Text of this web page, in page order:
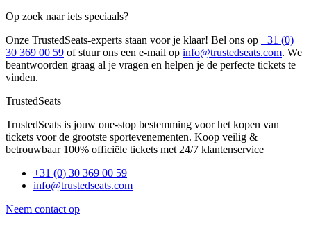
Op zoek naar iets speciaals?
Onze TrustedSeats-experts staan voor je klaar! Bel ons op +31 (0)
30 369 00 59 of stuur ons een e-mail op info@trustedseats.com. We
beantwoorden graag al je vragen en helpen je de perfecte tickets te
vinden.
TrustedSeats
TrustedSeats is jouw one-stop bestemming voor het kopen van
tickets voor de grootste sportevenementen. Koop veilig &
betrouwbaar 100% officiële tickets met 24/7 klantenservice
+31 (0) 30 369 00 59
info@trustedseats.com
Neem contact op